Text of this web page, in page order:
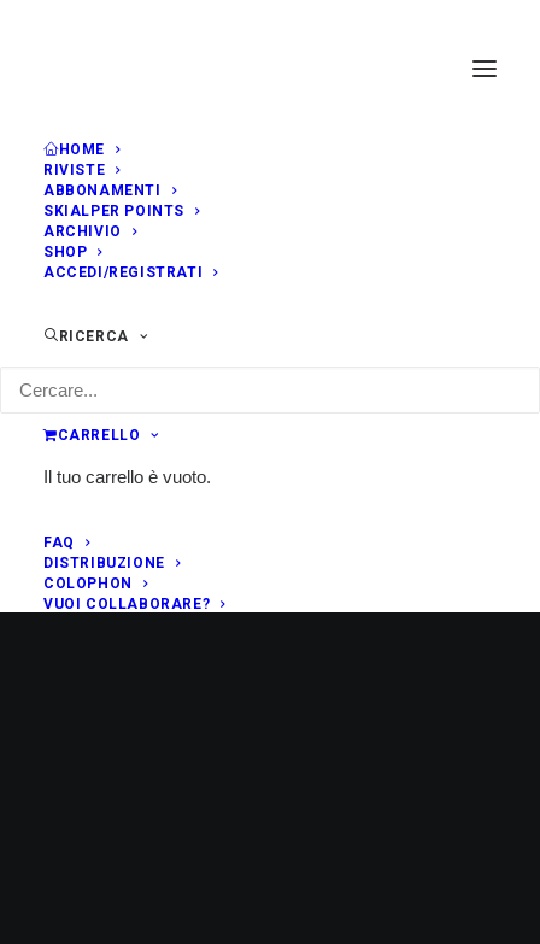
HOME
RIVISTE
ABBONAMENTI
SKIALPER POINTS
ARCHIVIO
SHOP
ACCEDI/REGISTRATI
RICERCA
CARRELLO
Il tuo carrello è vuoto.
FAQ
DISTRIBUZIONE
COLOPHON
VUOI COLLABORARE?